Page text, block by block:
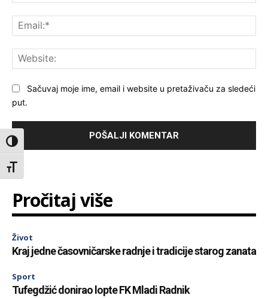
Toggle High Contrast
Toggle Font size
Sačuvaj moje ime, email i website u pretaživaču za sledeći
put.
Pročitaj više
Život
Kraj jedne časovničarske radnje i tradicije starog zanata
Sport
Tufegdžić donirao lopte FK Mladi Radnik